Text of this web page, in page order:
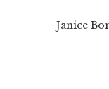
Janice